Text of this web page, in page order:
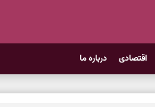
اقتصادی درباره ما